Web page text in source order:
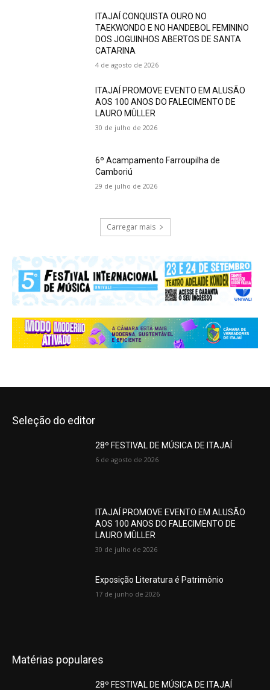
ITAJAÍ CONQUISTA OURO NO
TAEKWONDO E NO HANDEBOL FEMININO
DOS JOGUINHOS ABERTOS DE SANTA
CATARINA
4 de agosto de 2026
ITAJAÍ PROMOVE EVENTO EM ALUSÃO
AOS 100 ANOS DO FALECIMENTO DE
LAURO MÜLLER
30 de julho de 2026
6º Acampamento Farroupilha de
Camboriú
29 de julho de 2026
Carregar mais
Seleção do editor
28º FESTIVAL DE MÚSICA DE ITAJAÍ
6 de agosto de 2026
ITAJAÍ PROMOVE EVENTO EM ALUSÃO
AOS 100 ANOS DO FALECIMENTO DE
LAURO MÜLLER
30 de julho de 2026
Exposição Literatura é Patrimônio
17 de junho de 2026
Matérias populares
28º FESTIVAL DE MÚSICA DE ITAJAÍ